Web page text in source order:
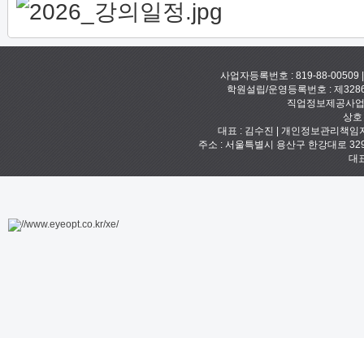
사업자등록번호 : 819-88-00509
학원설립/운영등록번호 : 제
직업정보제공사
상
대표 : 김수진 | 개인정보관리책
주소 : 서울특별시 용산구 한강대로
대